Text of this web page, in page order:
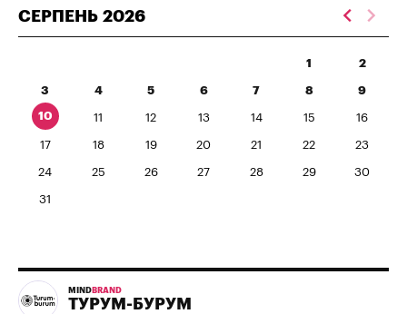
СЕРПЕНЬ 2026
1 2
3 4 5 6 7 8 9
10 11 12 13 14 15 16
17 18 19 20 21 22 23
24 25 26 27 28 29 30
31
MIND BRAND
ТУРУМ-БУРУМ